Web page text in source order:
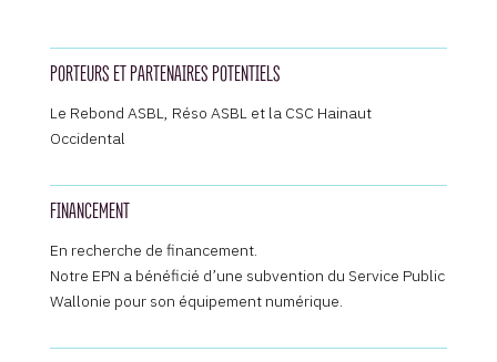
PORTEURS ET PARTENAIRES POTENTIELS
Le Rebond ASBL, Réso ASBL et la CSC Hainaut
Occidental
FINANCEMENT
En recherche de financement.
Notre EPN a bénéficié d’une subvention du Service Public
Wallonie pour son équipement numérique.